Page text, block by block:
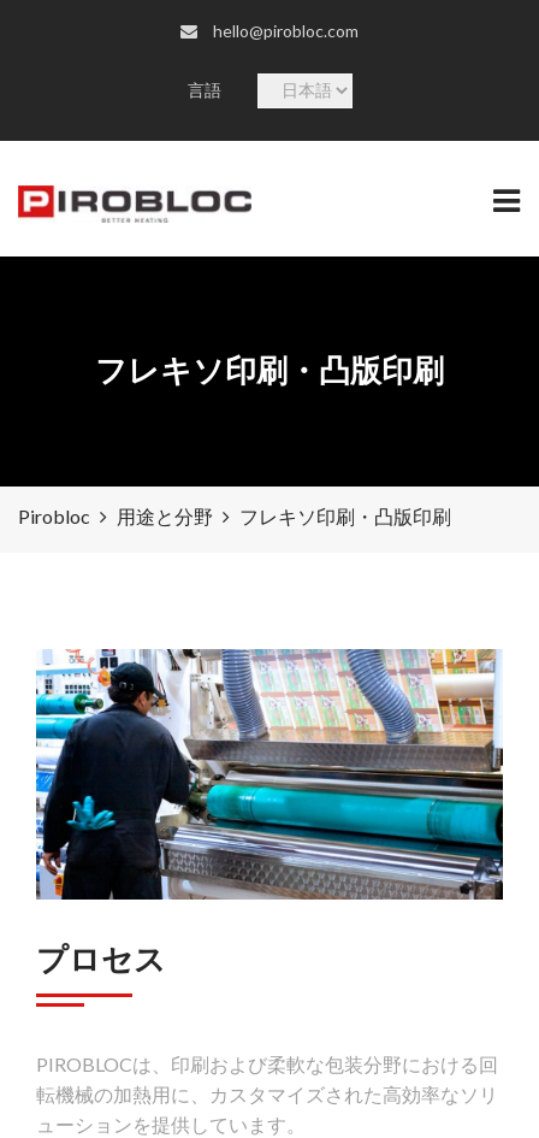
hello@pirobloc.com
言語
語
を
フレキソ印刷・凸版印刷
Pirobloc 用途と分野 フレキソ印刷・凸版印刷
プロセス
PIROBLOCは、印刷および柔軟な包装分野における回
転機械の加熱用に、カスタマイズされた高効率なソリ
ューションを提供しています。